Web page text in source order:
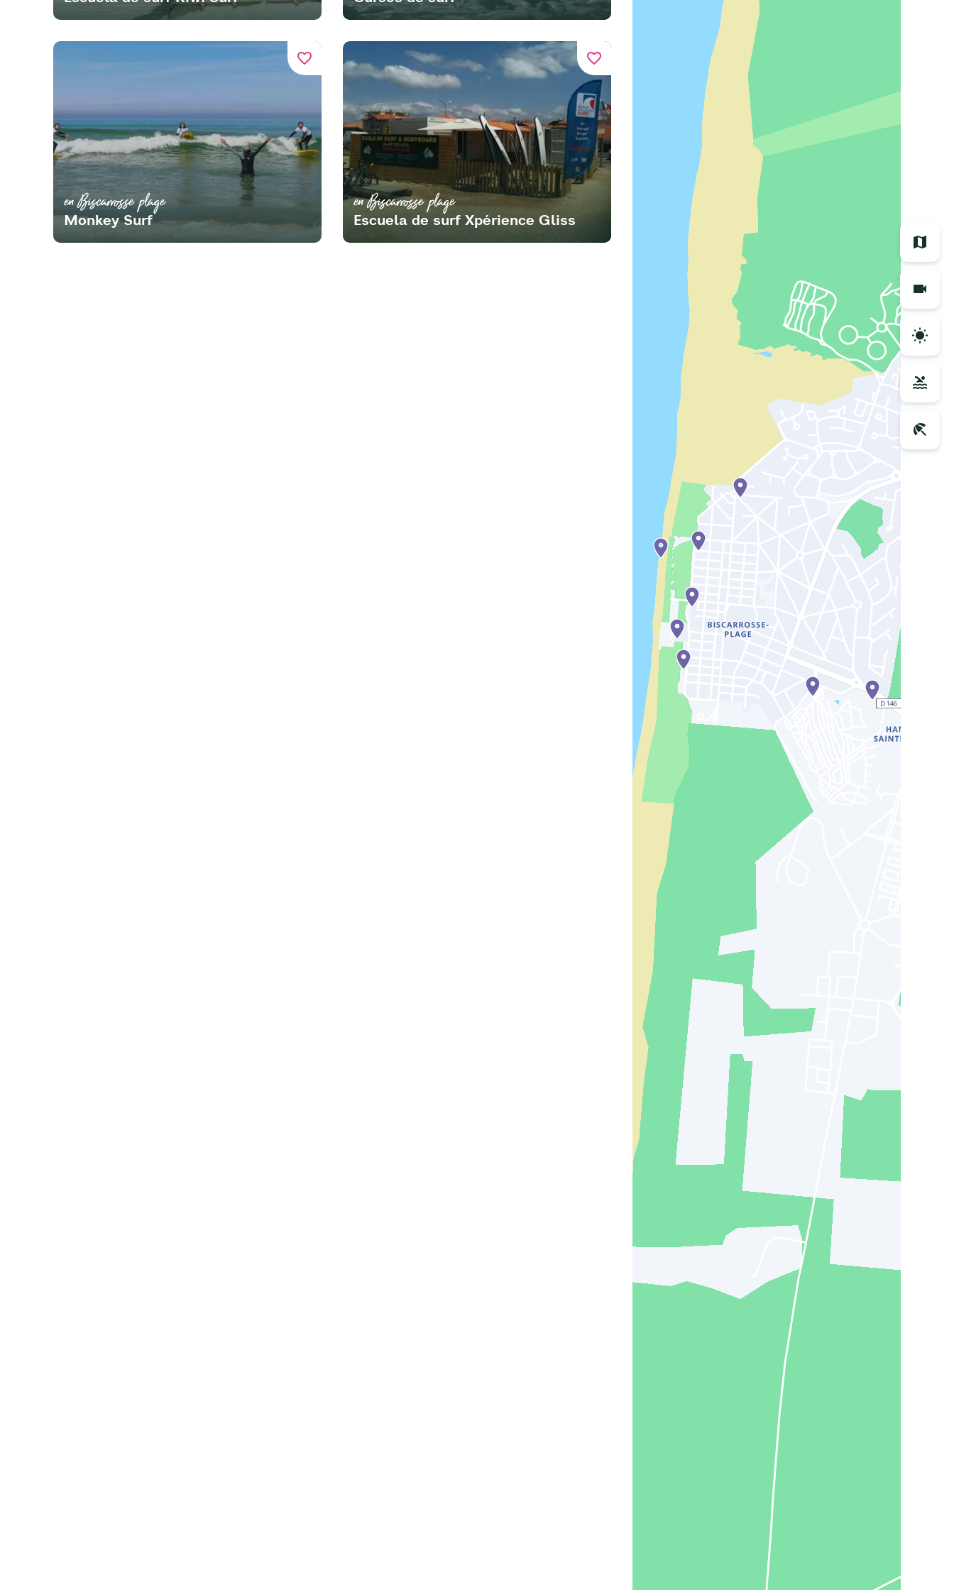
favorite_border
en Biscarrosse plage
Monkey Surf
favorite_border
en Biscarrosse plage
Escuela de surf Xpérience Gliss